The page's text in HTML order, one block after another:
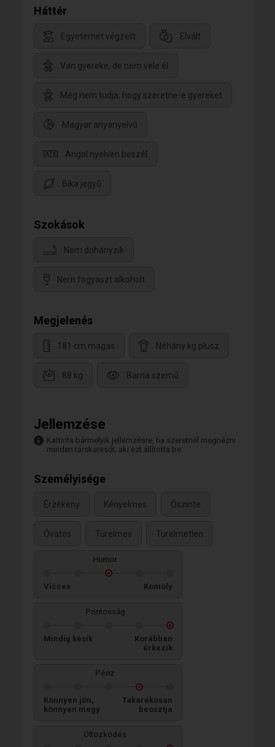
Háttér
Egyetemet végzett Elvált
Van gyereke, de nem vele él
Még nem tudja, hogy szeretne-e gyereket
Magyar anyanyelvű
Angol nyelven beszél
Bika jegyű
Szokások
Nem dohányzik
Nem fogyaszt alkoholt
Megjelenés
181 cm magas Néhány kg plusz
88 kg Barna szemű
Jellemzése
Kattints bármelyik jellemzésre, ha szeretnél megnézni
minden társkeresőt, aki ezt állította be.
Személyisége
Érzékeny Kényelmes Őszinte
Óvatos Türelmes Türelmetlen
Humor
Vicces Komoly
Pontosság
Mindig késik
Korábban
érkezik
Pénz
Könnyen jön,
könnyen megy
Takarékosan
beosztja
Öltözködés